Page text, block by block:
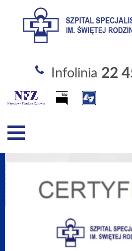
Szpital
Infolinia 22